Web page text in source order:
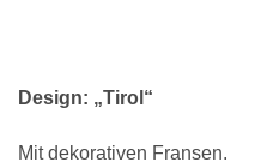
Design: „Tirol“
Mit dekorativen Fransen.